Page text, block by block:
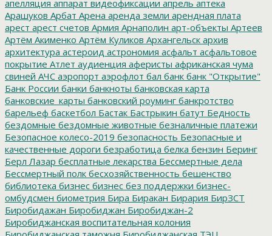
апелляция аппарат видеофиксации апрель аптека
Арашуков Арбат Арена аренда земли арендная плата
арест арест счетов Армия Арнаполин арт-объекты Артеев
Артём Акименко Артём Куликов Архангельск архив
архитектура астероид астрономия асфальт асфальтовое
покрытие Атлет аудиенция аферисты африканская чума
свиней АЧС аэропорт аэрофлот бал банк банк "Открытие"
Банк России банки банкноты банковская карта
банковские_карты банковский роуминг банкротство
барельеф баскетбол Бастак Бастрыкин батут Бедность
бездомные бездомные животные безналичные платежи
Безопасное колесо-2019 безопасность Безопасные и
качественные дороги безработица белка бензин Беринг
Берл Лазар бесплатные лекарства Бессмертные дела
Бессмертный полк бесхозяйственность бешенство
библиотека бизнес бизнес без поддержки бизнес-
омбудсмен биометрия Бира Биракан Бирария БирЗСТ
Биробидажан Биробиджан Биробиджан-2
Биробиджанская воспитательная колония